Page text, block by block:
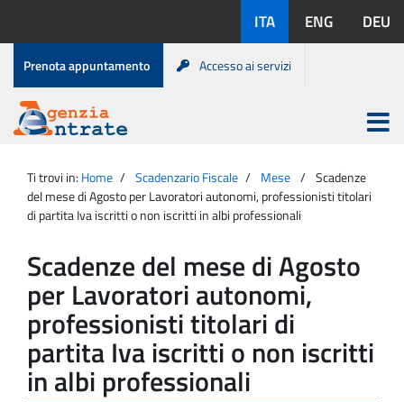
contenuto
disponibili:
ITA ENG DEU
Menu
di
servizio
Prenota appuntamento Accesso ai servizi
Agenzia
Entrate
Apri
menu
principale
Ti trovi in: Home Scadenzario Fiscale Mese
Scadenze
del mese di Agosto per Lavoratori autonomi, professionisti titolari
di partita Iva iscritti o non iscritti in albi professionali
Scadenze del mese di Agosto
per Lavoratori autonomi,
professionisti titolari di
partita Iva iscritti o non iscritti
in albi professionali